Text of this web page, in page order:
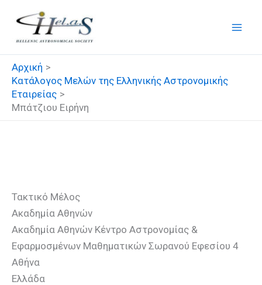
στο
περιεχόμενο
Αρχική
Κατάλογος Μελών της Ελληνικής Αστρονομικής
Εταιρείας
Μπάτζιου Ειρήνη
Τακτικό Μέλος
Ακαδημία Αθηνών
Ακαδημία Αθηνών Κέντρο Αστρονομίας &
Εφαρμοσμένων Μαθηματικών Σωρανού Εφεσίου 4
Αθήνα
Ελλάδα